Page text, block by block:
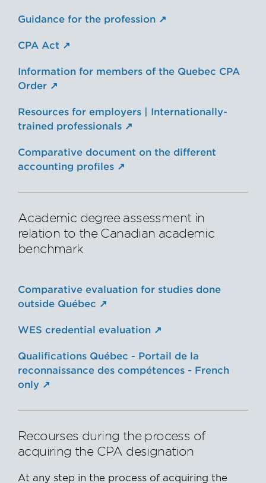
Guidance for the profession
CPA Act
Information for members of the Quebec CPA
Order
Resources for employers | Internationally-
trained professionals
Comparative document on the different
accounting profiles
Academic degree assessment in
relation to the Canadian academic
benchmark
Comparative evaluation for studies done
outside Québec
WES credential evaluation
Qualifications Québec - Portail de la
reconnaissance des compétences - French
only
Recourses during the process of
acquiring the CPA designation
At any step in the process of acquiring the